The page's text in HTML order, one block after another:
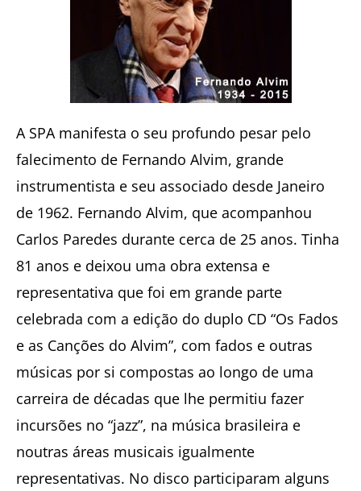
A SPA manifesta o seu profundo pesar pelo
falecimento de Fernando Alvim, grande
instrumentista e seu associado desde Janeiro
de 1962. Fernando Alvim, que acompanhou
Carlos Paredes durante cerca de 25 anos. Tinha
81 anos e deixou uma obra extensa e
representativa que foi em grande parte
celebrada com a edição do duplo CD “Os Fados
e as Canções do Alvim”, com fados e outras
músicas por si compostas ao longo de uma
carreira de décadas que lhe permitiu fazer
incursões no “jazz”, na música brasileira e
noutras áreas musicais igualmente
representativas. No disco participaram alguns